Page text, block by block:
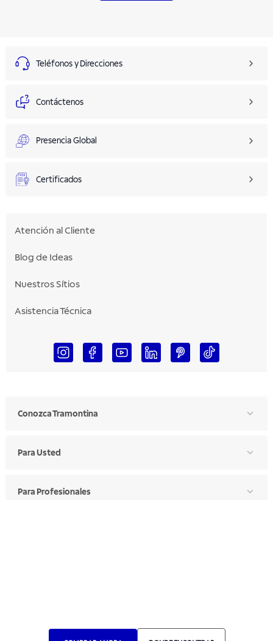
Teléfonos y Direcciones
Contáctenos
Presencia Global
Certificados
Atención al Cliente
Blog de Ideas
Nuestros Sítios
Asistencia Técnica
Conozca Tramontina
Para Usted
Para Profesionales